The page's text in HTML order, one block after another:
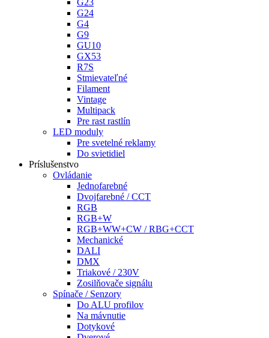
G23
G24
G4
G9
GU10
GX53
R7S
Stmievateľné
Filament
Vintage
Multipack
Pre rast rastlín
LED moduly
Pre svetelné reklamy
Do svietidiel
Príslušenstvo
Ovládanie
Jednofarebné
Dvojfarebné / CCT
RGB
RGB+W
RGB+WW+CW / RBG+CCT
Mechanické
DALI
DMX
Triakové / 230V
Zosilňovače signálu
Spínače / Senzory
Do ALU profilov
Na mávnutie
Dotykové